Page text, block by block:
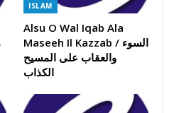
ISLAM
Alsu O Wal Iqab Ala
Maseeh Il Kazzab / السوء
والعقاب علی المسیح
الکذاب